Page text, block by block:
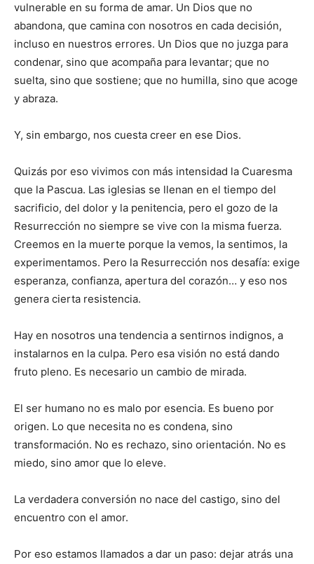
vulnerable en su forma de amar. Un Dios que no
abandona, que camina con nosotros en cada decisión,
incluso en nuestros errores. Un Dios que no juzga para
condenar, sino que acompaña para levantar; que no
suelta, sino que sostiene; que no humilla, sino que acoge
y abraza.
Y, sin embargo, nos cuesta creer en ese Dios.
Quizás por eso vivimos con más intensidad la Cuaresma
que la Pascua. Las iglesias se llenan en el tiempo del
sacrificio, del dolor y la penitencia, pero el gozo de la
Resurrección no siempre se vive con la misma fuerza.
Creemos en la muerte porque la vemos, la sentimos, la
experimentamos. Pero la Resurrección nos desafía: exige
esperanza, confianza, apertura del corazón… y eso nos
genera cierta resistencia.
Hay en nosotros una tendencia a sentirnos indignos, a
instalarnos en la culpa. Pero esa visión no está dando
fruto pleno. Es necesario un cambio de mirada.
El ser humano no es malo por esencia. Es bueno por
origen. Lo que necesita no es condena, sino
transformación. No es rechazo, sino orientación. No es
miedo, sino amor que lo eleve.
La verdadera conversión no nace del castigo, sino del
encuentro con el amor.
Por eso estamos llamados a dar un paso: dejar atrás una